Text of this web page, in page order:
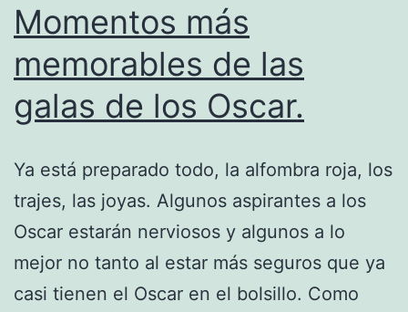
Momentos más
memorables de las
galas de los Oscar.
Ya está preparado todo, la alfombra roja, los
trajes, las joyas. Algunos aspirantes a los
Oscar estarán nerviosos y algunos a lo
mejor no tanto al estar más seguros que ya
casi tienen el Oscar en el bolsillo. Como